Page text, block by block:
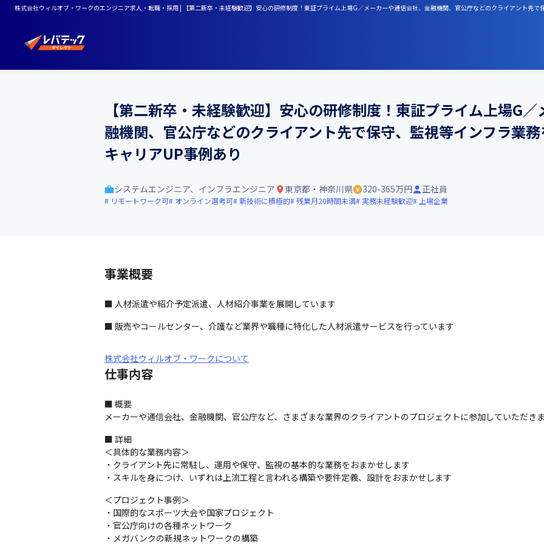
株式会社ウィルオブ・ワークのエンジニア求人・転職・採用 | 【第二新卒・未経験歓迎】安心の研修制度！東証プライム上場G／メーカーや通信会社、金融機関、官公庁などのクライアント先
【第二新卒・未経験歓迎】安心の研修制度！東証プライム上場G
融機関、官公庁などのクライアント先で保守、監視等インフラ業
キャリアUP事例あり
システムエンジニア、インフラエンジニア 東京都・神奈川県 320-365万円 正社員
リモートワーク可 オンライン選考可 新技術に積極的 残業月20時間未満 実務未経験歓迎 上場企業
事業概要
■ 人材派遣や紹介予定派遣、人材紹介事業を展開しています
■ 販売やコールセンター、介護など業界や職種に特化した人材派遣サービスを行っています
株式会社ウィルオブ・ワークについて
仕事内容
■ 概要
メーカーや通信会社、金融機関、官公庁など、さまざまな業界のクライアントのプロジェクトに参加していただき
■ 詳細
＜具体的な業務内容＞
・クライアント先に常駐し、運用や保守、監視の基本的な業務をおまかせします
・スキルを身につけ、いずれは上流工程と言われる構築や要件定義、設計をおまかせします
＜プロジェクト事例＞
・国際的なスポーツ大会や国家プロジェクト
・官公庁向けの各種ネットワーク
・メガバンクの新規ネットワークの構築